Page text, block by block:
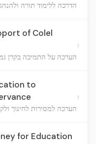
הדרכה ללימוד תורה
of Colel
הערכה על התמיכה בקרן
›
to
הערכה למסירות לחינוך
›
for Education